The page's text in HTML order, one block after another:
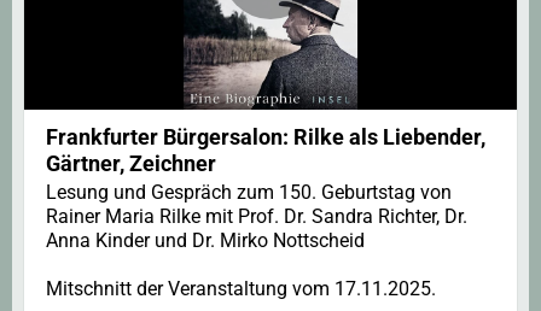
Frankfurter Bürgersalon: Rilke als Liebender,
Gärtner, Zeichner
Lesung und Gespräch zum 150. Geburtstag von
Rainer Maria Rilke mit Prof. Dr. Sandra Richter, Dr.
Anna Kinder und Dr. Mirko Nottscheid
Mitschnitt der Veranstaltung vom 17.11.2025.